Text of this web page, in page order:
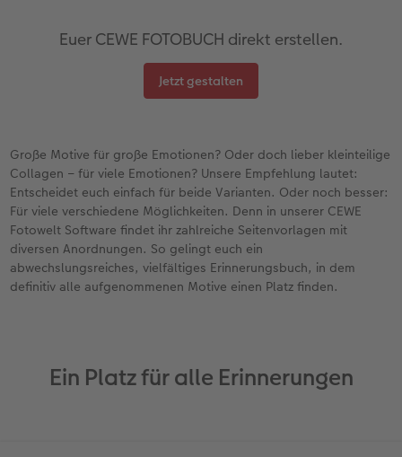
Euer CEWE FOTOBUCH direkt erstellen.
Jetzt gestalten
Große Motive für große Emotionen? Oder doch lieber kleinteilige
Collagen – für viele Emotionen? Unsere Empfehlung lautet:
Entscheidet euch einfach für beide Varianten. Oder noch besser:
Für viele verschiedene Möglichkeiten. Denn in unserer CEWE
Fotowelt Software findet ihr zahlreiche Seitenvorlagen mit
diversen Anordnungen. So gelingt euch ein
abwechslungsreiches, vielfältiges Erinnerungsbuch, in dem
definitiv alle aufgenommenen Motive einen Platz finden.
Ein Platz für alle Erinnerungen